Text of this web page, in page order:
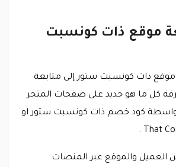
موقع ذات كونسبت
ذات كونسبت ستور إلى متابعة
كل ما هو جديد على صفحات المتجر
بواسطة كود خصم ذات كونسبت ستور او
العميل والموقع عبر المنصات